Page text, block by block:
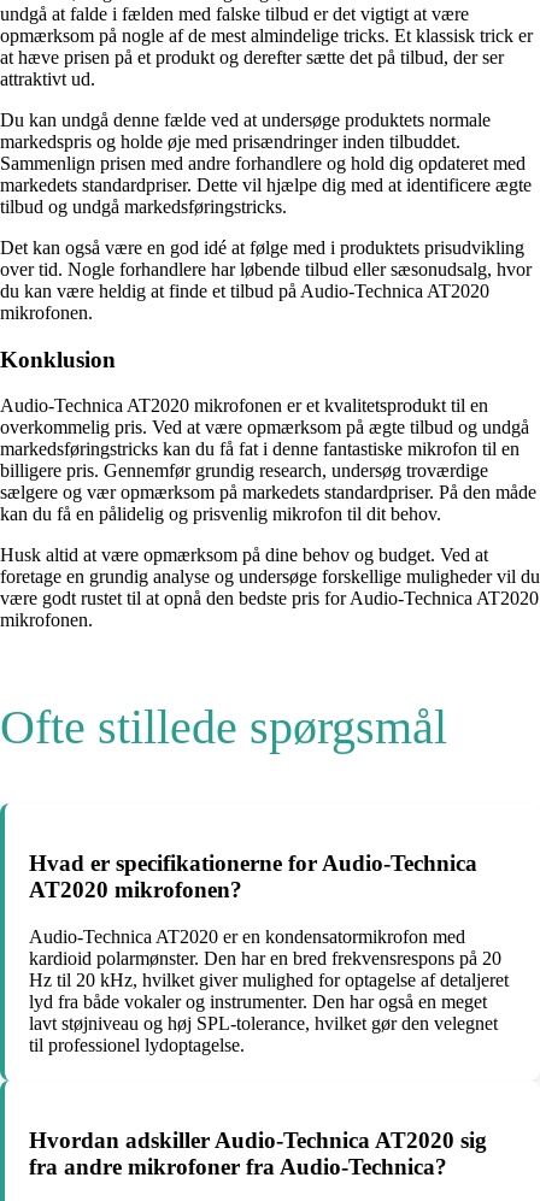
undgå at falde i fælden med falske tilbud er det vigtigt at være
opmærksom på nogle af de mest almindelige tricks. Et klassisk trick er
at hæve prisen på et produkt og derefter sætte det på tilbud, der ser
attraktivt ud.
Du kan undgå denne fælde ved at undersøge produktets normale
markedspris og holde øje med prisændringer inden tilbuddet.
Sammenlign prisen med andre forhandlere og hold dig opdateret med
markedets standardpriser. Dette vil hjælpe dig med at identificere ægte
tilbud og undgå markedsføringstricks.
Det kan også være en god idé at følge med i produktets prisudvikling
over tid. Nogle forhandlere har løbende tilbud eller sæsonudsalg, hvor
du kan være heldig at finde et tilbud på Audio-Technica AT2020
mikrofonen.
Konklusion
Audio-Technica AT2020 mikrofonen er et kvalitetsprodukt til en
overkommelig pris. Ved at være opmærksom på ægte tilbud og undgå
markedsføringstricks kan du få fat i denne fantastiske mikrofon til en
billigere pris. Gennemfør grundig research, undersøg troværdige
sælgere og vær opmærksom på markedets standardpriser. På den måde
kan du få en pålidelig og prisvenlig mikrofon til dit behov.
Husk altid at være opmærksom på dine behov og budget. Ved at
foretage en grundig analyse og undersøge forskellige muligheder vil du
være godt rustet til at opnå den bedste pris for Audio-Technica AT2020
mikrofonen.
Ofte stillede spørgsmål
Hvad er specifikationerne for Audio-Technica
AT2020 mikrofonen?
Audio-Technica AT2020 er en kondensatormikrofon med
kardioid polarmønster. Den har en bred frekvensrespons på 20
Hz til 20 kHz, hvilket giver mulighed for optagelse af detaljeret
lyd fra både vokaler og instrumenter. Den har også en meget
lavt støjniveau og høj SPL-tolerance, hvilket gør den velegnet
til professionel lydoptagelse.
Hvordan adskiller Audio-Technica AT2020 sig
fra andre mikrofoner fra Audio-Technica?